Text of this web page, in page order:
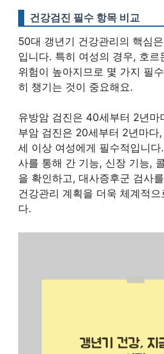
건강검진 필수 항목 비교
50대 갱년기 건강관리의 핵심
입니다. 특히 여성의 경우, 호르
위험이 높아지므로 몇 가지 필
히 챙기는 것이 중요해요.
유방암 검진은 40세부터 2년마
부암 검진은 20세부터 2년마다
세 이상 여성에게 필수적입니
사를 통해 간 기능, 신장 기능,
을 확인하고, 대사증후군 검사
건강관리 계획을 더욱 체계적으
다.